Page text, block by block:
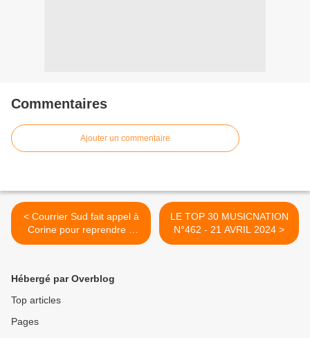
Commentaires
Ajouter un commentaire
< Courrier Sud fait appel à
Corine pour reprendre «
Libertine » de Mylène
LE TOP 30 MUSICNATION
N°462 - 21 AVRIL 2024 >
Hébergé par Overblog
Top articles
Pages